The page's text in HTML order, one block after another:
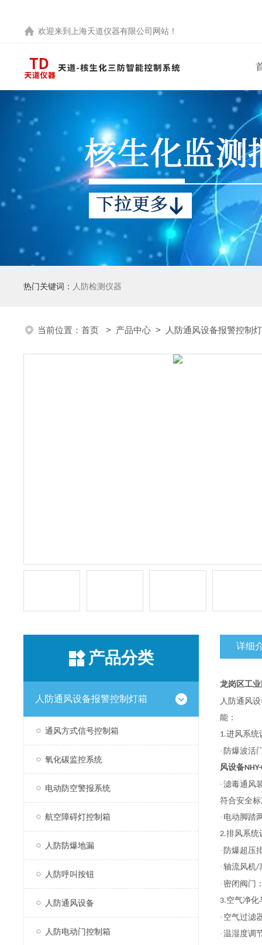
欢迎来到 上海天道仪器有限公司 网站！
热门关键词： 人防检测仪器
当前位置： 首页 > 产品中心 > 人防通风设备报警控制
产品分类
人防通风设备报警控制灯箱
通风方式信号控制箱
氧化碳监控系统
电动防空警报系统
航空障碍灯控制箱
人防防爆地漏
人防呼叫按钮
人防通风设备
人防电动门控制箱
详细
龙岗区工
人防通风
能：
1.进风系统
· 防爆波活
风设备
· 滤毒通风
符合安全
· 电动脚踏
2.排风系统
· 防爆超压
· 轴流风机/
· 密闭阀门
3.空气净化
· 空气过滤
· 温湿度调